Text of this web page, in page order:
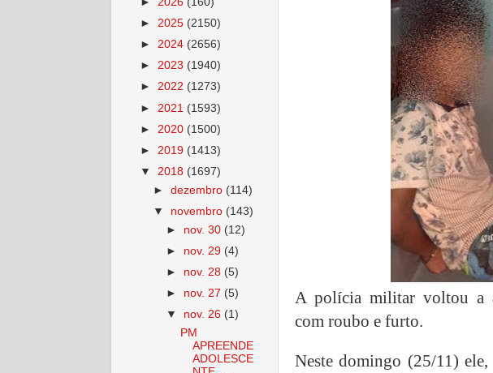
A polícia militar voltou a
com roubo e furto.
Neste domingo (25/11)
► 2025 (2150)
► 2024 (2656)
► 2023 (1940)
► 2022 (1273)
► 2021 (1593)
► 2020 (1500)
► 2019 (1413)
▼ 2018 (1697)
►dezembro (114)
▼ novembro (143)
► nov. 30 (12)
► nov. 29 (4)
► nov. 28 (5)
► nov. 27 (5)
▼ nov. 26 (1)
PM
APREENDE
ADOLESCE